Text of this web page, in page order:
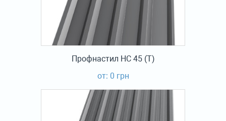
Профнастил НС 45 (Т)
от: 0 грн